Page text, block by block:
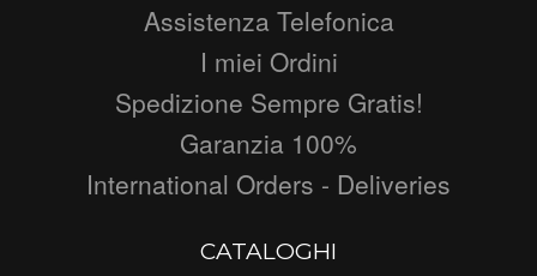
Assistenza Telefonica
I miei Ordini
Spedizione Sempre Gratis!
Garanzia 100%
International Orders - Deliveries
CATALOGHI